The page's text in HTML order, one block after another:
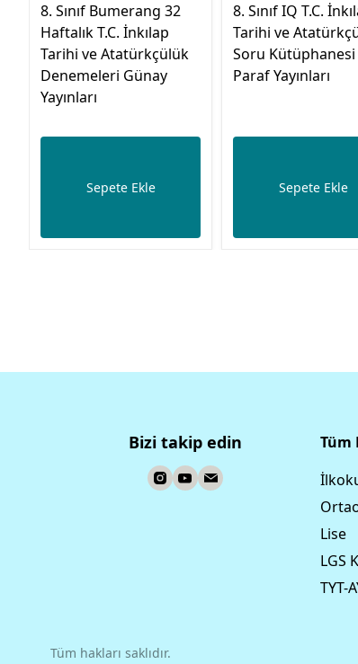
8. Sınıf Bumerang 32
Haftalık T.C. İnkılap
Tarihi ve Atatürkçülük
Denemeleri Günay
Yayınları
Sepete Ekle
8. Sınıf IQ T.C.
Tarihi ve
Soru Kütüphanesi
Paraf Yayınları
Sepete Ekle
Bizi takip edin
Tüm
Lise
LGS
TYT-
Tüm hakları saklıdır.